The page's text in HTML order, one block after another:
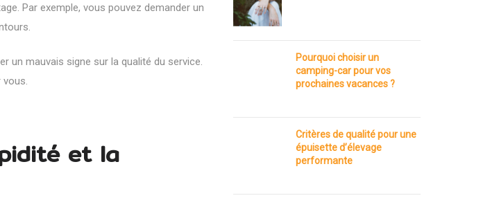
Par exemple, vous pouvez demander un
un mauvais signe sur la qualité du service.
vous.
et la
Pourquoi choisir un
camping-car pour vos
prochaines vacances ?
Critères de qualité pour une
épuisette d’élevage
performante